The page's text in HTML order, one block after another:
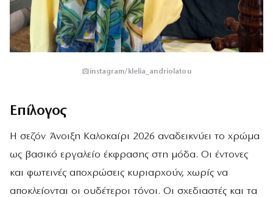
instagram/klelia_andriolatou
Επίλογος
Η σεζόν Άνοιξη Καλοκαίρι 2026 αναδεικνύει το χρώμα
ως βασικό εργαλείο έκφρασης στη μόδα. Οι έντονες
και φωτεινές αποχρώσεις κυριαρχούν, χωρίς να
αποκλείονται οι ουδέτεροι τόνοι. Οι σχεδιαστές και τα